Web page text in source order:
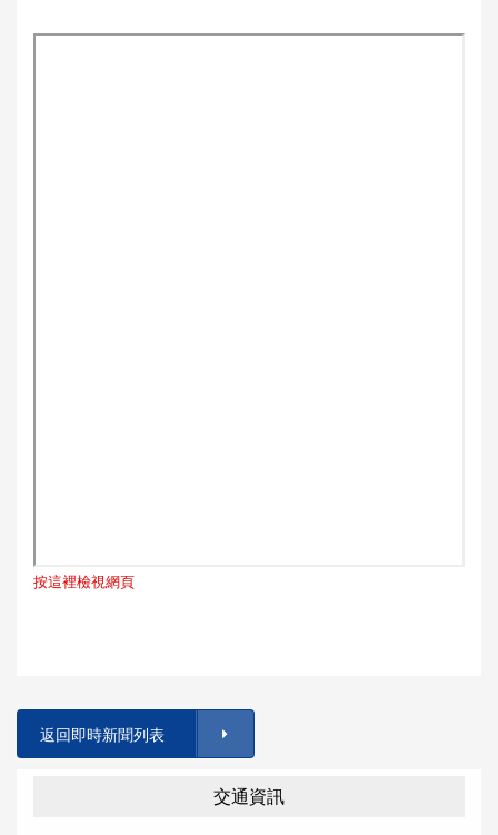
按這裡檢視網頁
返回即時新聞列表
交通資訊